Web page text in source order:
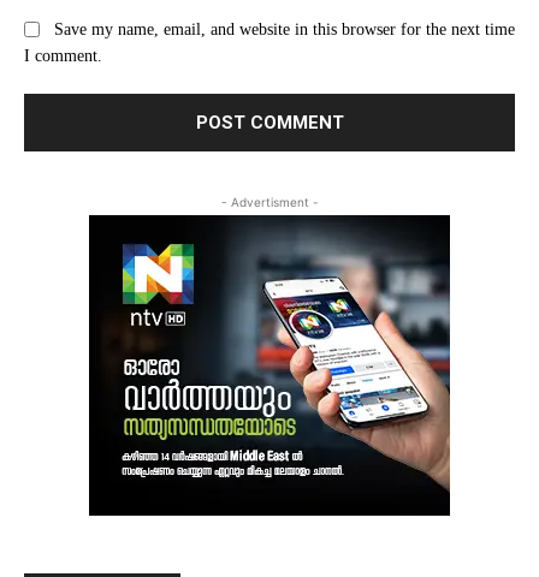
Save my name, email, and website in this browser for the next time
I comment.
- Advertisment -